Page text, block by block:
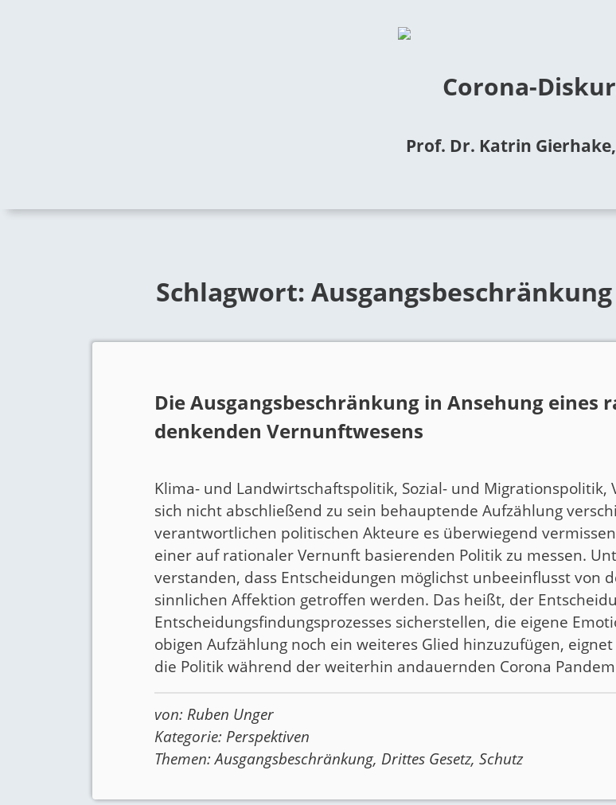
Corona-
Prof. Dr. Katrin
Schlagwort: Ausgangsbeschränkung
Die Ausgangsbeschränkung in Ansehung eines
denkenden Vernunftwesens
Klima- und Landwirtschaftspolitik, Sozial- und
sich nicht abschließend zu sein behauptende Aufzählung
verantwortlichen politischen Akteure es überwiegend
einer auf rationaler Vernunft basierenden Politik zu messen.
verstanden, dass Entscheidungen möglichst unbeeinflusst von
sinnlichen Affektion getroffen werden. Das heißt, der
Entscheidungsfindungsprozesses sicherstellen, die eigene
obigen Aufzählung noch ein weiteres Glied hinzuzufügen,
die Politik während der weiterhin andauernden Corona
von: Ruben Unger
Kategorie: Perspektiven
Themen:Ausgangsbeschränkung, Drittes Gesetz,Schutz